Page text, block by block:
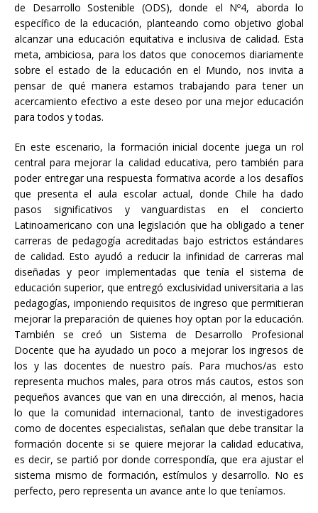
de Desarrollo Sostenible (ODS), donde el Nº4, aborda lo
específico de la educación, planteando como objetivo global
alcanzar una educación equitativa e inclusiva de calidad. Esta
meta, ambiciosa, para los datos que conocemos diariamente
sobre el estado de la educación en el Mundo, nos invita a
pensar de qué manera estamos trabajando para tener un
acercamiento efectivo a este deseo por una mejor educación
para todos y todas.
En este escenario, la formación inicial docente juega un rol
central para mejorar la calidad educativa, pero también para
poder entregar una respuesta formativa acorde a los desafíos
que presenta el aula escolar actual, donde Chile ha dado
pasos significativos y vanguardistas en el concierto
Latinoamericano con una legislación que ha obligado a tener
carreras de pedagogía acreditadas bajo estrictos estándares
de calidad. Esto ayudó a reducir la infinidad de carreras mal
diseñadas y peor implementadas que tenía el sistema de
educación superior, que entregó exclusividad universitaria a las
pedagogías, imponiendo requisitos de ingreso que permitieran
mejorar la preparación de quienes hoy optan por la educación.
También se creó un Sistema de Desarrollo Profesional
Docente que ha ayudado un poco a mejorar los ingresos de
los y las docentes de nuestro país. Para muchos/as esto
representa muchos males, para otros más cautos, estos son
pequeños avances que van en una dirección, al menos, hacia
lo que la comunidad internacional, tanto de investigadores
como de docentes especialistas, señalan que debe transitar la
formación docente si se quiere mejorar la calidad educativa,
es decir, se partió por donde correspondía, que era ajustar el
sistema mismo de formación, estímulos y desarrollo. No es
perfecto, pero representa un avance ante lo que teníamos.